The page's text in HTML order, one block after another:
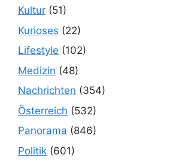
Kultur (51)
Kurioses (22)
Lifestyle (102)
Medizin (48)
Nachrichten (354)
Österreich (532)
Panorama (846)
Politik (601)